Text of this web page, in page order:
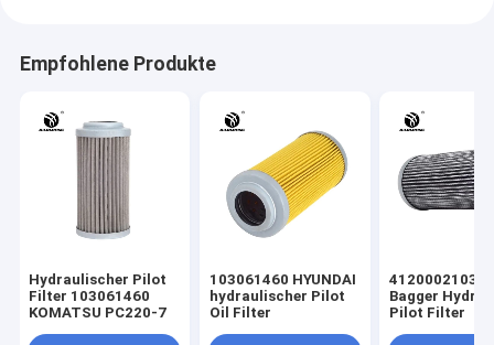
Empfohlene Produkte
Hydraulischer Pilot
Filter 103061460
KOMATSU PC220-7
103061460 HYUNDAI
hydraulischer Pilot
Oil Filter
Bagger
Pilot Filter